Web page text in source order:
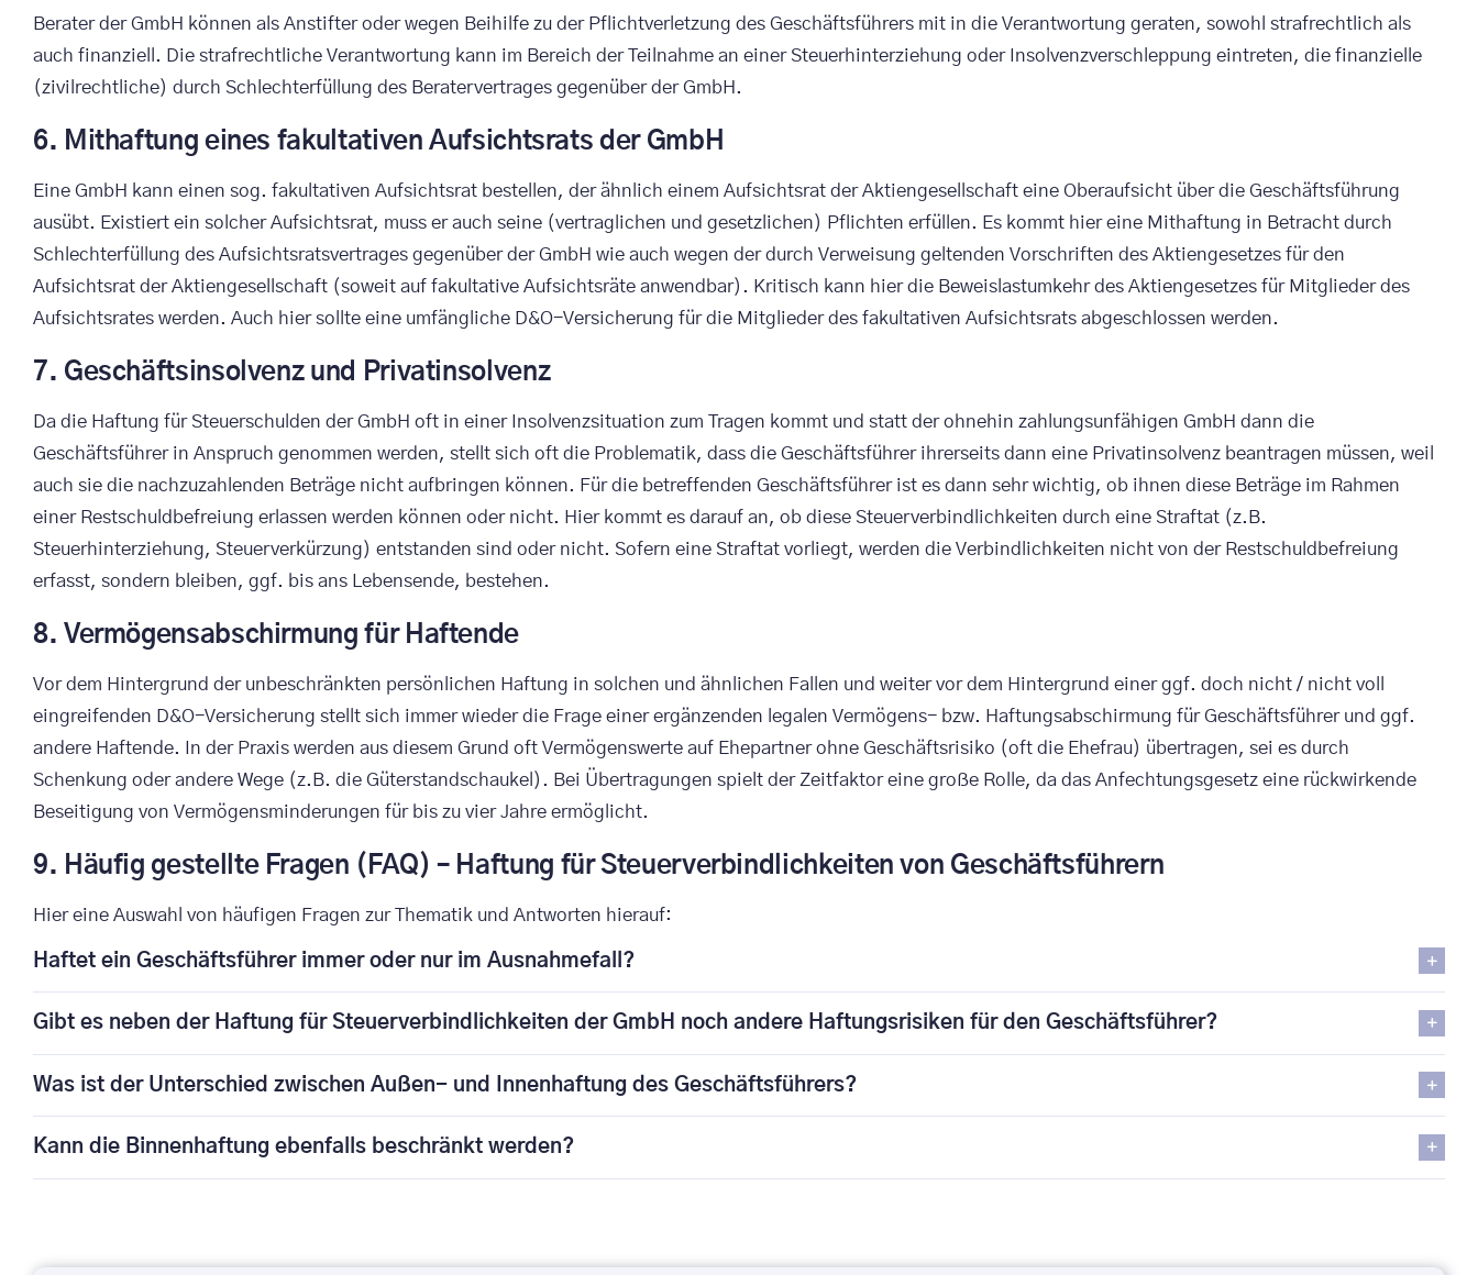
Berater der GmbH können als Anstifter oder wegen Beihilfe zu der Pflichtverletzung des Geschäftsführers mit in die Verantwortung geraten, sowohl strafrechtlich als
auch finanziell. Die strafrechtliche Verantwortung kann im Bereich der Teilnahme an einer Steuerhinterziehung oder Insolvenzverschleppung eintreten, die finanzielle
(zivilrechtliche) durch Schlechterfüllung des Beratervertrages gegenüber der GmbH.
6. Mithaftung eines fakultativen Aufsichtsrats der GmbH
Eine GmbH kann einen sog. fakultativen Aufsichtsrat bestellen, der ähnlich einem Aufsichtsrat der Aktiengesellschaft eine Oberaufsicht über die Geschäftsführung
ausübt. Existiert ein solcher Aufsichtsrat, muss er auch seine (vertraglichen und gesetzlichen) Pflichten erfüllen. Es kommt hier eine Mithaftung in Betracht durch
Schlechterfüllung des Aufsichtsratsvertrages gegenüber der GmbH wie auch wegen der durch Verweisung geltenden Vorschriften des Aktiengesetzes für den
Aufsichtsrat der Aktiengesellschaft (soweit auf fakultative Aufsichtsräte anwendbar). Kritisch kann hier die Beweislastumkehr des Aktiengesetzes für Mitglieder des
Aufsichtsrates werden. Auch hier sollte eine umfängliche D&O-Versicherung für die Mitglieder des fakultativen Aufsichtsrats abgeschlossen werden.
7. Geschäftsinsolvenz und Privatinsolvenz
Da die Haftung für Steuerschulden der GmbH oft in einer Insolvenzsituation zum Tragen kommt und statt der ohnehin zahlungsunfähigen GmbH dann die
Geschäftsführer in Anspruch genommen werden, stellt sich oft die Problematik, dass die Geschäftsführer ihrerseits dann eine Privatinsolvenz beantragen müssen, weil
auch sie die nachzuzahlenden Beträge nicht aufbringen können. Für die betreffenden Geschäftsführer ist es dann sehr wichtig, ob ihnen diese Beträge im Rahmen
einer Restschuldbefreiung erlassen werden können oder nicht. Hier kommt es darauf an, ob diese Steuerverbindlichkeiten durch eine Straftat (z.B.
Steuerhinterziehung, Steuerverkürzung) entstanden sind oder nicht. Sofern eine Straftat vorliegt, werden die Verbindlichkeiten nicht von der Restschuldbefreiung
erfasst, sondern bleiben, ggf. bis ans Lebensende, bestehen.
8. Vermögensabschirmung für Haftende
Vor dem Hintergrund der unbeschränkten persönlichen Haftung in solchen und ähnlichen Fallen und weiter vor dem Hintergrund einer ggf. doch nicht / nicht voll
eingreifenden D&O-Versicherung stellt sich immer wieder die Frage einer ergänzenden legalen Vermögens- bzw. Haftungsabschirmung für Geschäftsführer und ggf.
andere Haftende. In der Praxis werden aus diesem Grund oft Vermögenswerte auf Ehepartner ohne Geschäftsrisiko (oft die Ehefrau) übertragen, sei es durch
Schenkung oder andere Wege (z.B. die Güterstandschaukel). Bei Übertragungen spielt der Zeitfaktor eine große Rolle, da das Anfechtungsgesetz eine rückwirkende
Beseitigung von Vermögensminderungen für bis zu vier Jahre ermöglicht.
9. Häufig gestellte Fragen (FAQ) – Haftung für Steuerverbindlichkeiten von Geschäftsführern
Hier eine Auswahl von häufigen Fragen zur Thematik und Antworten hierauf:
Haftet ein Geschäftsführer immer oder nur im Ausnahmefall?
Gibt es neben der Haftung für Steuerverbindlichkeiten der GmbH noch andere Haftungsrisiken für den Geschäftsführer?
Was ist der Unterschied zwischen Außen- und Innenhaftung des Geschäftsführers?
Kann die Binnenhaftung ebenfalls beschränkt werden?